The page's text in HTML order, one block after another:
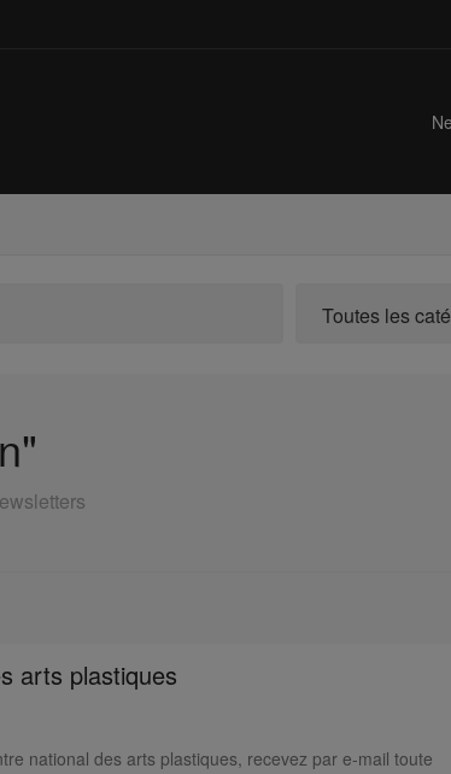
Toutes les
arts plastiques
national des arts plastiques, recevez par e-mail toute